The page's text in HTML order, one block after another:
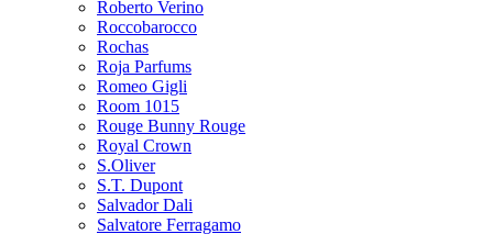
Roberto Verino
Roccobarocco
Rochas
Roja Parfums
Romeo Gigli
Room 1015
Rouge Bunny Rouge
Royal Crown
S.Oliver
S.T. Dupont
Salvador Dali
Salvatore Ferragamo